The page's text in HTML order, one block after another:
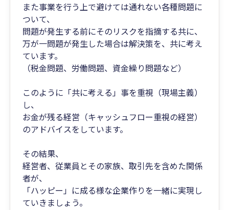
また事業を行う上で避けては通れない各種問題に
ついて、
問題が発生する前にそのリスクを指摘する共に、
万が一問題が発生した場合は解決策を、共に考え
ています。
（税金問題、労働問題、資金繰り問題など）
このように「共に考える」事を重視（現場主義）
し、
お金が残る経営（キャッシュフロー重視の経営）
のアドバイスをしています。
その結果、
経営者、従業員とその家族、取引先を含めた関係
者が、
「ハッピー」に成る様な企業作りを一緒に実現し
ていきましょう。